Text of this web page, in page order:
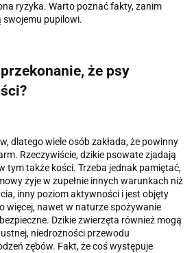
ryzyka. Warto poznać fakty, zanim
swojemu pupilowi.
że psy
dlatego wiele osób zakłada, że powinny
Rzeczywiście, dzikie psowate zjadają
tym także kości. Trzeba jednak pamiętać,
żyje w zupełnie innych warunkach niż
inny poziom aktywności i jest objęty
więcej, nawet w naturze spożywanie
Dzikie zwierzęta również mogą
niedrożności przewodu
zębów. Fakt, że coś występuje